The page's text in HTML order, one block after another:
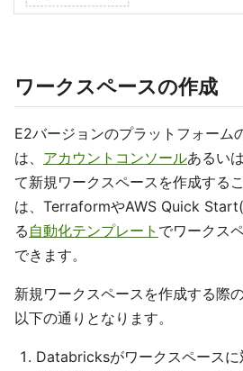
ワークスペースの作成
E2バージョンのプラットフォーム
は、 アカウントコンソールあるいは
て新規ワークスペースを作成する
は、TerraformやAWS Quick
る 自動化テンプレート でワークス
できます。
新規ワークスペースを作成する際
以下の通りとなります。
Databricksがワークスペース